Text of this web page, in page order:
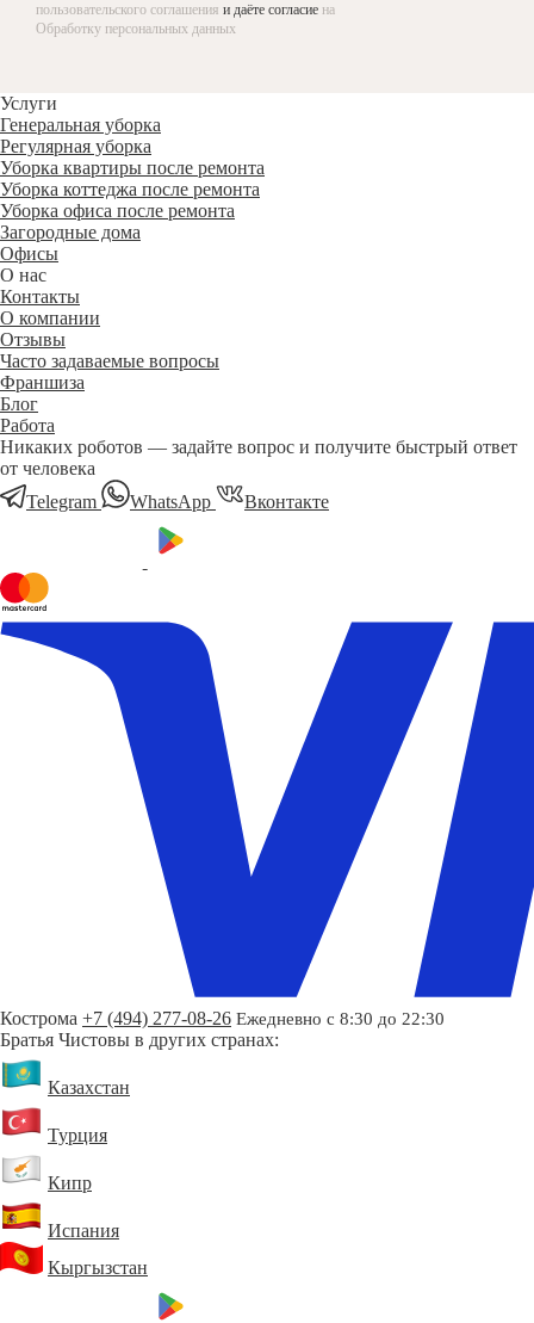
пользовательского соглашения и даёте согласие на
Обработку персональных данных
Услуги
Генеральная уборка
Регулярная уборка
Уборка квартиры после ремонта
Уборка коттеджа после ремонта
Уборка офиса после ремонта
Загородные дома
Офисы
О нас
Контакты
О компании
Отзывы
Часто задаваемые вопросы
Франшиза
Блог
Работа
Никаких роботов — задайте вопрос и получите быстрый ответ
от человека
Telegram
WhatsApp Вконтакте
Кострома +7 (494) 277-08-26 Ежедневно с 8:30 до 22:30
Братья Чистовы в других странах:
Казахстан
Турция
Кипр
Испания
Кыргызстан